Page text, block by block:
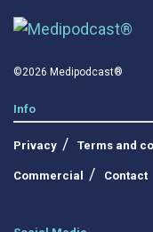
©2026 Medipodcast®
Info
Privacy Terms and
Commercial Contact